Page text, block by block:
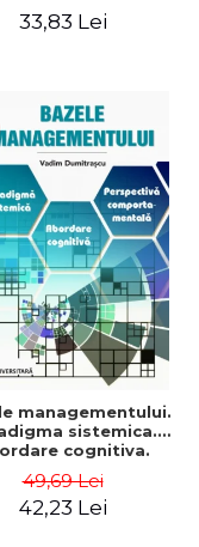
Nastase, Mihaela-
33,83 Lei
managementului.
sistemica.
cognitiva.
- Vadim
Dumitrascu
49,69 Lei
42,23 Lei